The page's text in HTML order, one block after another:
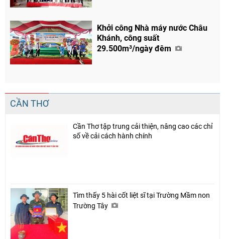
Khởi công Nhà máy nước Châu
Khánh, công suất
29.500m³/ngày đêm
CẦN THƠ
Cần Thơ tập trung cải thiện, nâng cao các chỉ
số về cải cách hành chính
Tìm thấy 5 hài cốt liệt sĩ tại Trường Mầm non
Trường Tây